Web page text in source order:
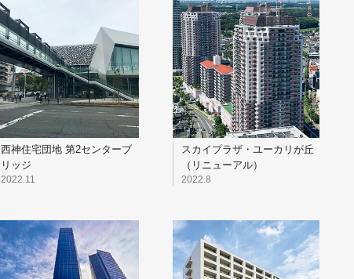
西神住宅団地 第2センターブ
リッジ
2022.11
スカイプラザ・ユーカリが丘
（リニューアル）
2022.8